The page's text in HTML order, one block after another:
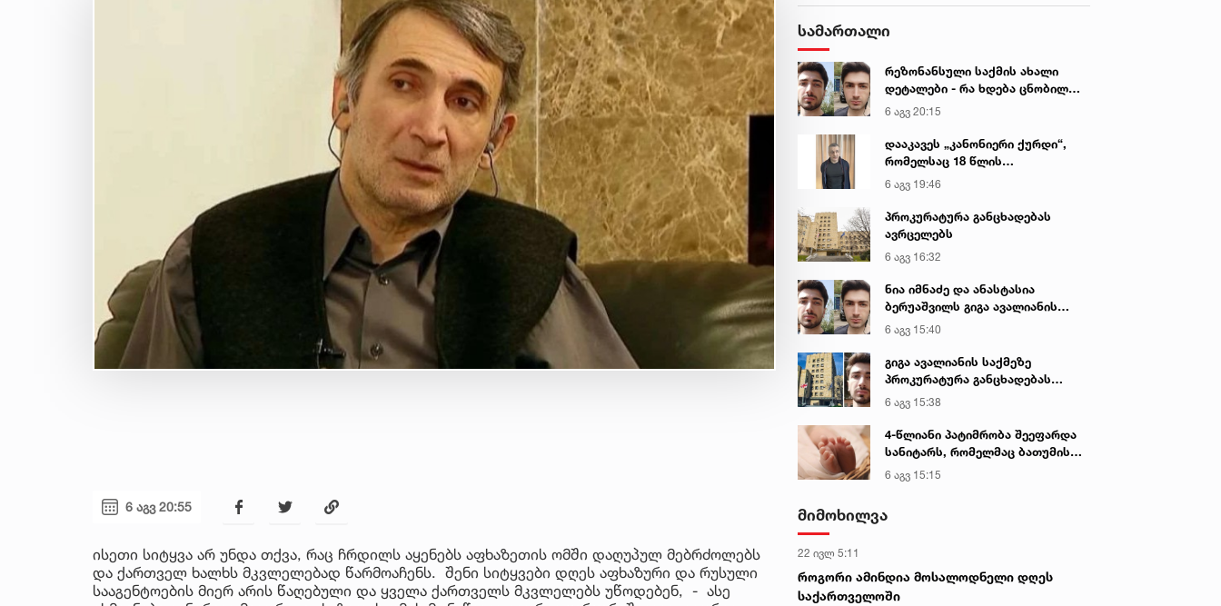
6 აგვ 20:55
ისეთი სიტყვა არ უნდა თქვა, რაც ჩრდილს აყენებს აფხაზეთის ომში დაღუპულ მებრძოლებს
და ქართველ ხალხს მკვლელებად წარმოაჩენს. შენი სიტყვები დღეს აფხაზური და რუსული
სააგენტოების მიერ არის წაღებული და ყველა ქართველს მკვლელებს უწოდებენ, - ასე
სამართალი
რეზონანსული საქმის ახალი
დეტალები - რა ხდება ცნობილი
გიგა ავალიანის მკვლელობაზე
6 აგვ 20:15
დააკავეს „კანონიერი ქურდი“,
რომელსაც 18 წლის
განმავლობაში ეძებდნენ
6 აგვ 19:46
პროკურატურა განცხადებას
ავრცელებს
6 აგვ 16:32
ნია იმნაძე და ანასტასია
ბერუაშვილს გიგა ავალიანის
საქმეზე ბრალი წარედგინათ
6 აგვ 15:40
გიგა ავალიანის საქმეზე
პროკურატურა განცხადებას
ავრცელებს
6 აგვ 15:38
4-წლიანი პატიმრობა შეეფარდა
სანიტარს, რომელმაც ბათუმის
კლინიკის საპირფარეშოში
იმშობიარა და ახალშობილს
მიაყენა
6 აგვ 15:15
მიმოხილვა
22 ივლ 5:11
როგორი ამინდია მოსალოდნელი დღეს
საქართველოში